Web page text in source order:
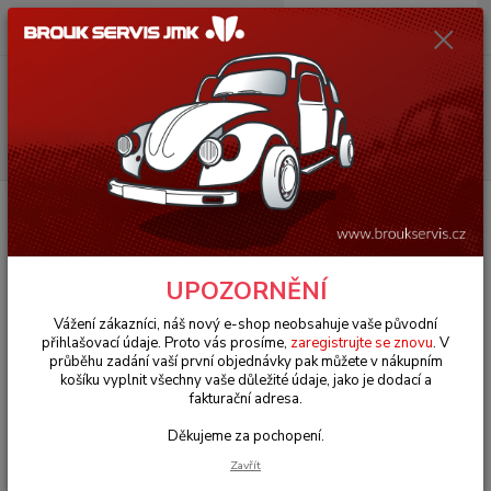
Menu
Hledat
(Po-Pá, 9-18 hod.)
0ks
za0 Kč
Úvod VW Brouk/Cabrio Typ 1 Šasi & brzdy (Chassis & brakes)
Štít
brzd/přední L/P - T.1 1302/03 (1970 » 80)
Štít brzd/přední L/P - T.1 1302/03
(1970 » 80)UPOZORNĚNÍ
Vážení zákazníci, náš nový e-shop neobsahuje vaše původní
přihlašovací údaje. Proto vás prosíme, zaregistrujte se znovu. V
průběhu zadání vaší první objednávky pak můžete v nákupním
košíku vyplnit všechny vaše důležité údaje, jako je dodací a
fakturační adresa.
Děkujeme za pochopení.
Zavřít